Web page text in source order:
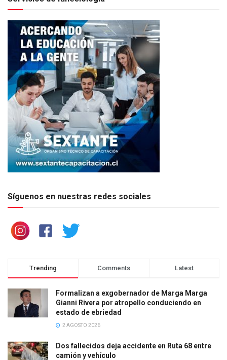
Síguenos en nuestras redes sociales
Trending Comments Latest
Formalizan a exgobernador de Marga Marga
Gianni Rivera por atropello conduciendo en
estado de ebriedad
2 AGOSTO 2026
Dos fallecidos deja accidente en Ruta 68 entre
camión y vehículo